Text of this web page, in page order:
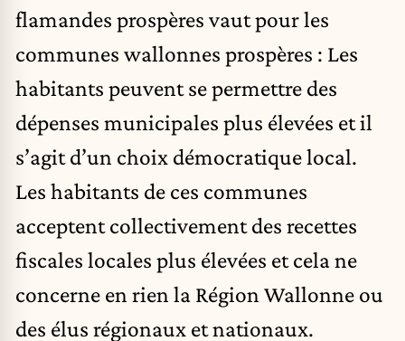
flamandes prospères vaut pour les
communes wallonnes prospères : Les
habitants peuvent se permettre des
dépenses municipales plus élevées et il
s’agit d’un choix démocratique local.
Les habitants de ces communes
acceptent collectivement des recettes
fiscales locales plus élevées et cela ne
concerne en rien la Région Wallonne ou
des élus régionaux et nationaux.